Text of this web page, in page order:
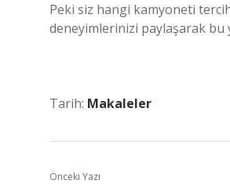
Peki siz hangi kamyoneti
deneyimlerinizi paylaşarak
Tarih: Makaleler
Önceki Yazı